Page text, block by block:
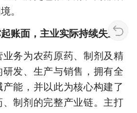
。
账面，主业实际持续失血
务为农药原药、制剂及精
发、生产与销售，拥有全
能，并以此为核心构建了
、制剂的完整产业链。主打